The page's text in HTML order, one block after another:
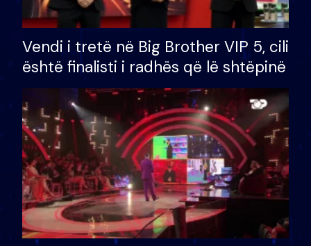
Vendi i tretë në Big Brother VIP 5, cili
është finalisti i radhës që lë shtëpinë